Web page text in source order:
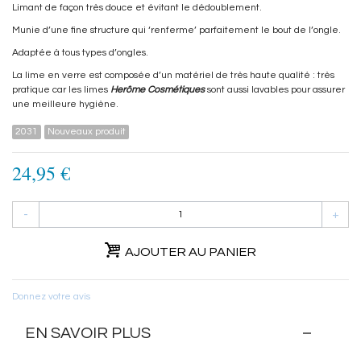
Limant de façon très douce et évitant le dédoublement.
Munie d’une fine structure qui ‘renferme’ parfaitement le bout de l’ongle.
Adaptée à tous types d’ongles.
La lime en verre est composée d’un matériel de très haute qualité : très
pratique car les limes Herôme Cosmétiquessont aussi lavables pour assurer
une meilleure hygiène.
2031 Nouveaux produit
24,95 €
- +
AJOUTER AU PANIER
Donnez votre avis
EN SAVOIR PLUS